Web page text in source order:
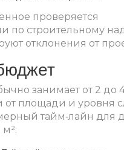
проверяется
по строительному
отклонения от
занимает от 2 до
от площади и уровня
тайм‑лайн для